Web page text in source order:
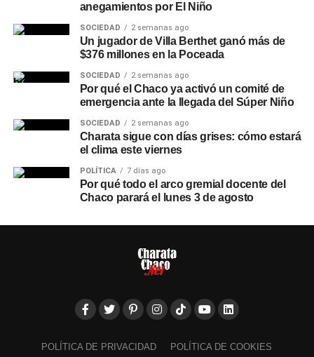
anegamientos por El Niño
SOCIEDAD 2 semanas ago
Un jugador de Villa Berthet ganó más de
$376 millones en la Poceada
SOCIEDAD 2 semanas ago
Por qué el Chaco ya activó un comité de
emergencia ante la llegada del Súper Niño
SOCIEDAD 2 semanas ago
Charata sigue con días grises: cómo estará
el clima este viernes
POLÍTICA 7 días ago
Por qué todo el arco gremial docente del
Chaco parará el lunes 3 de agosto
POLÍTICA DE PRIVACIDAD POLÍTICA DE COOKIES